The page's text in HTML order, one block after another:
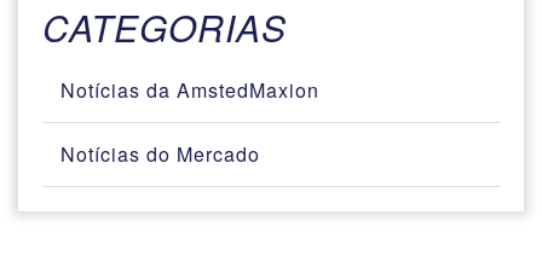
CATEGORIAS
Notícias da AmstedMaxion
Notícias do Mercado